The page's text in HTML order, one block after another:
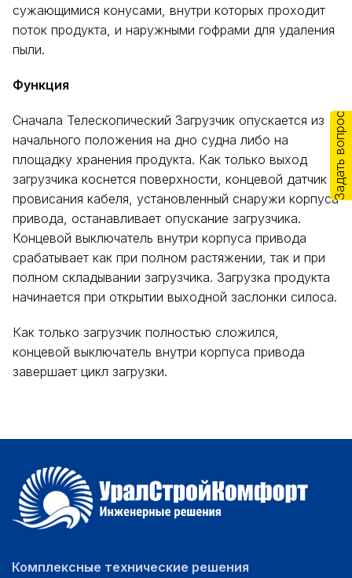
сужающимися конусами, внутри которых проходит
поток продукта, и наружными гофрами для удаления
пыли.
Функция
Сначала Телескопический Загрузчик опускается из
начального положения на дно судна либо на
площадку хранения продукта. Как только выход
загрузчика коснется поверхности, концевой датчик
провисания кабеля, установленный снаружи корпуса
привода, останавливает опускание загрузчика.
Концевой выключатель внутри корпуса привода
срабатывает как при полном растяжении, так и при
полном складывании загрузчика. Загрузка продукта
начинается при открытии выходной заслонки силоса.
Как только загрузчик полностью сложился,
концевой выключатель внутри корпуса привода
завершает цикл загрузки.
Комплексные технические решения
Задать вопрос